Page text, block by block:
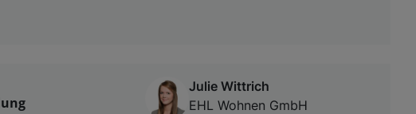
Julie Wittrich
EHL Wohnen GmbH